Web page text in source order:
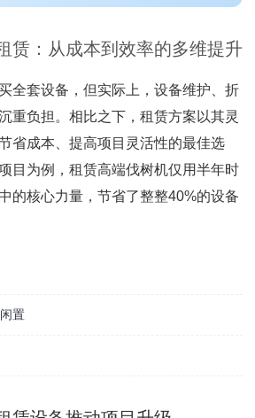
赁：从成本到效率的多维提升
全套设备，但实际上，设备维护、折
重负担。相比之下，租赁方案以其灵
省成本、提高项目灵活性的最佳选
目为例，租赁高端伐树机仅用半年时
的核心力量，节省了整整40%的设备
置